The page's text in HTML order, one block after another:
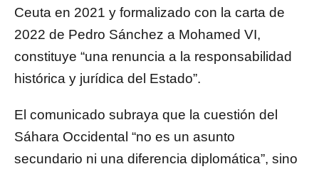
Ceuta en 2021 y formalizado con la carta de
2022 de Pedro Sánchez a Mohamed VI,
constituye “una renuncia a la responsabilidad
histórica y jurídica del Estado”.
El comunicado subraya que la cuestión del
Sáhara Occidental “no es un asunto
secundario ni una diferencia diplomática”, sino